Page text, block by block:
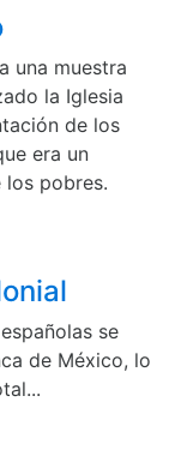
una muestra
la Iglesia
de los
era un
pobres.
se
de México, lo